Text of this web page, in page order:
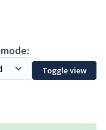
Toggle view